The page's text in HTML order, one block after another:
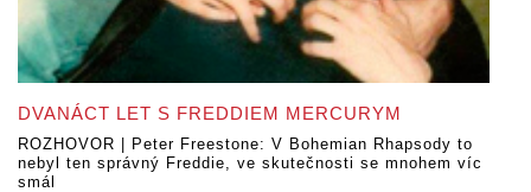
DVANÁCT LET S FREDDIEM MERCURYM
ROZHOVOR | Peter Freestone: V Bohemian Rhapsody to
nebyl ten správný Freddie, ve skutečnosti se mnohem víc
smál